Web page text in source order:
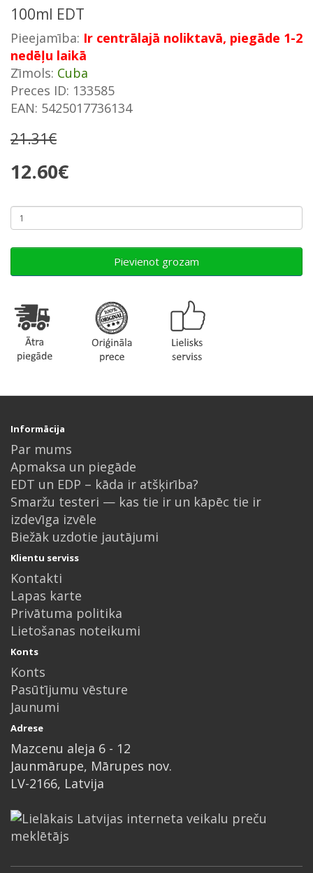
100ml EDT
Pieejamība: Ir centrālajā noliktavā, piegāde 1-2
nedēļu laikā
Zīmols: Cuba
Preces ID: 133585
EAN: 5425017736134
21.31€
12.60€
Pievienot grozam
Informācija
Par mums
Apmaksa un piegāde
EDT un EDP – kāda ir atšķirība?
Smaržu testeri — kas tie ir un kāpēc tie ir
izdevīga izvēle
Biežāk uzdotie jautājumi
Klientu serviss
Kontakti
Lapas karte
Privātuma politika
Lietošanas noteikumi
Konts
Konts
Pasūtījumu vēsture
Jaunumi
Adrese
Mazcenu aleja 6 - 12
Jaunmārupe, Mārupes nov.
LV-2166, Latvija